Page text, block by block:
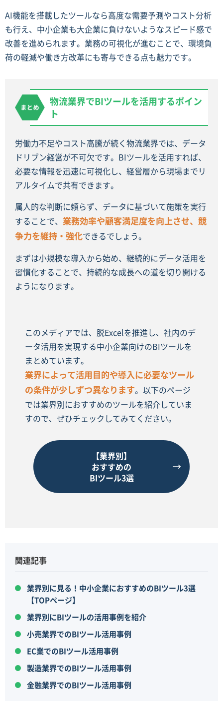
AI機能を搭載したツールなら高度な需要予測やコスト分析
も行え、中小企業も大企業に負けないようなスピード感で
改善を進められます。業務の可視化が進むことで、環境負
荷の軽減や働き方改革にも寄与できる点も魅力です。
物流業界でBIツールを活用するポイン
ト
労働力不足やコスト高騰が続く物流業界では、データ
ドリブン経営が不可欠です。BIツールを活用すれば、
必要な情報を迅速に可視化し、経営層から現場までリ
アルタイムで共有できます。
属人的な判断に頼らず、データに基づいて施策を実行
することで、 業務効率や顧客満足度を向上させ、競
争力を維持・強化できるでしょう。
まずは小規模な導入から始め、継続的にデータ活用を
習慣化することで、持続的な成長への道を切り開ける
ようになります。
このメディアでは、脱Excelを推進し、社内のデ
ータ活用を実現する中小企業向けのBIツールを
まとめています。
業界によって活用目的や導入に必要なツール
の条件が少しずつ異なります。以下のページ
では業界別におすすめのツールを紹介していま
すので、ぜひチェックしてみてください。
【業界別】
おすすめの
BIツール3選
関連記事
業界別に見る！中小企業におすすめのBIツール3選
【TOPページ】
業界別にBIツールの活用事例を紹介
小売業界でのBIツール活用事例
EC業でのBIツール活用事例
製造業界でのBIツール活用事例
金融業界でのBIツール活用事例